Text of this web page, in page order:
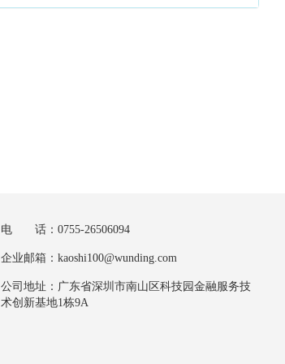
电 话：0755-26506094
企业邮箱：kaoshi100@wunding.com
公司地址：广东省深圳市南山区科技园金融服务技
术创新基地1栋9A